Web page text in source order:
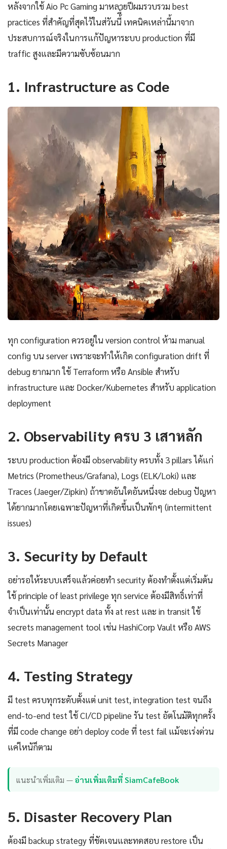
หลังจากใช้ Aio Pc Gaming มาหลายปีผมรวบรวม best
practices ที่สำคัญที่สุดไว้ในส่วันนี้ี้ เทคนิคเหล่านี้มาจาก
ประสบการณ์จริงในการแก้ปัญหาระบบ production ที่มี
traffic สูงและมีความซับซ้อนมาก
1. Infrastructure as Code
ทุก configuration ควรอยู่ใน version control ห้าม manual
config บน server เพราะจะทำให้เกิด configuration drift ที่
debug ยากมาก ใช้ Terraform หรือ Ansible สำหรับ
infrastructure และ Docker/Kubernetes สำหรับ application
deployment
2. Observability ครบ 3 เสาหลัก
ระบบ production ต้องมี observability ครบทั้ง 3 pillars ได้แก่
Metrics (Prometheus/Grafana), Logs (ELK/Loki) และ
Traces (Jaeger/Zipkin) ถ้าขาดอันใดอันหนึ่งจะ debug ปัญหา
ได้ยากมากโดยเฉพาะปัญหาที่เกิดขึ้นเป็นพักๆ (intermittent
issues)
3. Security by Default
อย่ารอให้ระบบเสร็จแล้วค่อยทำ security ต้องทำตั้งแต่เริ่มต้น
ใช้ principle of least privilege ทุก service ต้องมีสิทธิ์เท่าที่
จำเป็นเท่านั้น encrypt data ทั้ง at rest และ in transit ใช้
secrets management tool เช่น HashiCorp Vault หรือ AWS
Secrets Manager
4. Testing Strategy
มี test ครบทุกระดับตั้งแต่ unit test, integration test จนถึง
end-to-end test ใช้ CI/CD pipeline รัน test อัตโนมัติทุกครั้ง
ที่มี code change อย่า deploy code ที่ test fail แม้จะเร่งด่วน
แค่ไหนัก็ตาม
แนะนำเพิ่มเติม —อ่านเพิ่มเติมที่ SiamCafeBook
5. Disaster Recovery Plan
ต้องมี backup strategy ที่ชัดเจนและทดสอบ restore เป็น